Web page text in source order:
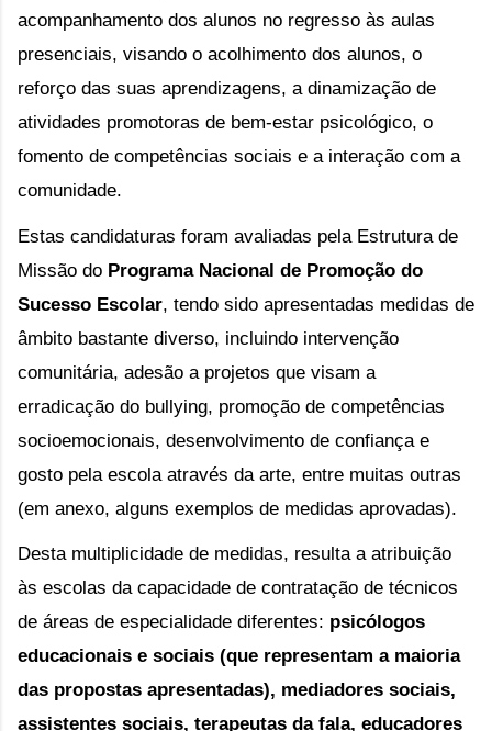
acompanhamento dos alunos no regresso às aulas
presenciais, visando o acolhimento dos alunos, o
reforço das suas aprendizagens, a dinamização de
atividades promotoras de bem-estar psicológico, o
fomento de competências sociais e a interação com a
comunidade.
Estas candidaturas foram avaliadas pela Estrutura de
Missão do Programa Nacional de Promoção do
Sucesso Escolar, tendo sido apresentadas medidas de
âmbito bastante diverso, incluindo intervenção
comunitária, adesão a projetos que visam a
erradicação do bullying, promoção de competências
socioemocionais, desenvolvimento de confiança e
gosto pela escola através da arte, entre muitas outras
(em anexo, alguns exemplos de medidas aprovadas).
Desta multiplicidade de medidas, resulta a atribuição
às escolas da capacidade de contratação de técnicos
de áreas de especialidade diferentes: psicólogos
educacionais e sociais (que representam a maioria
das propostas apresentadas), mediadores sociais,
assistentes sociais, terapeutas da fala, educadores